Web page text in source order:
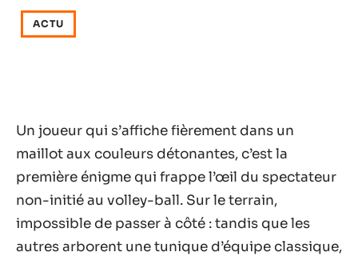
ACTU
Un joueur qui s’affiche fièrement dans un
maillot aux couleurs détonantes, c’est la
première énigme qui frappe l’œil du spectateur
non-initié au volley-ball. Sur le terrain,
impossible de passer à côté : tandis que les
autres arborent une tunique d’équipe classique,